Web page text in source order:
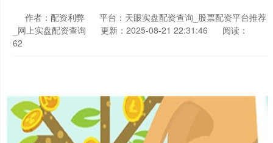
作者：配资利弊
平台：天眼实盘配资查询_股票配资平台推荐
_网上实盘配资查询
更新：2025-08-21 22:31:46
阅读：
62